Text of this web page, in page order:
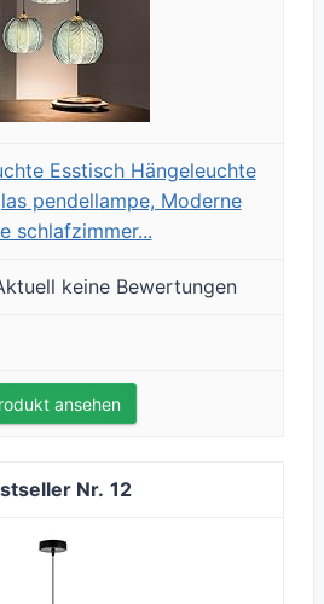
Esstisch Hängeleuchte
pendellampe, Moderne
schlafzimmer...
keine Bewertungen
ansehen
12